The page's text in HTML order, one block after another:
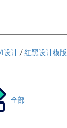
设计 / 红黑设计模版
全部